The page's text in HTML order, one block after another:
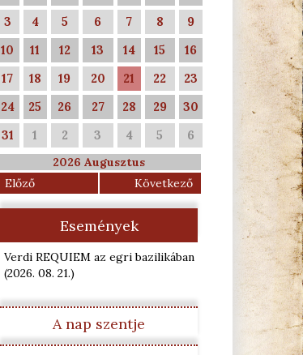
3
4 5 6 7 8
9
10
11 12 13 14 15
16
17
18 19 20 21 22
23
24
25 26 27 28 29
30
31
1 2 3 4 5 6
2026 Augusztus
Előző
Következő
Események
Verdi REQUIEM az egri bazilikában
(2026. 08. 21.)
A nap szentje